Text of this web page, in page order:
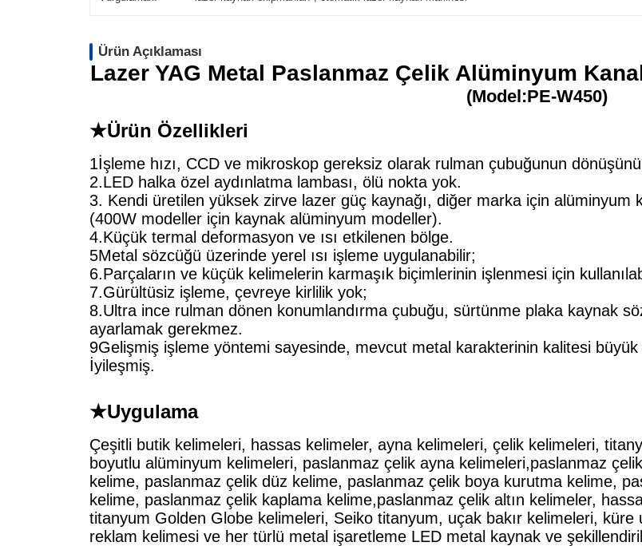
Ürün Açıklaması
Lazer YAG Metal Paslanmaz Çelik Alüminyum
(Model:PE-W450)
★Ürün Özellikleri
1İşleme hızı, CCD ve mikroskop gereksiz olarak rulman çubuğunun
2.LED halka özel aydınlatma lambası, ölü nokta yok.
3. Kendi üretilen yüksek zirve lazer güç kaynağı, diğer marka için
(400W modeller için kaynak alüminyum modeller).
4.Küçük termal deformasyon ve ısı etkilenen bölge.
5Metal sözcüğü üzerinde yerel ısı işleme uygulanabilir;
6.Parçaların ve küçük kelimelerin karmaşık biçimlerinin işlenmesi için
7.Gürültüsiz işleme, çevreye kirlilik yok;
8.Ultra ince rulman dönen konumlandırma çubuğu, sürtünme plaka kaynak
ayarlamak gerekmez.
9Gelişmiş işleme yöntemi sayesinde, mevcut metal karakterinin kalitesi büyük
İyileşmiş.
★Uygulama
Çeşitli butik kelimeleri, hassas kelimeler, ayna kelimeleri, çelik kelimeleri,
boyutlu alüminyum kelimeleri, paslanmaz çelik ayna kelimeleri,paslanmaz
kelime, paslanmaz çelik düz kelime, paslanmaz çelik boya kurutma kelime,
kelime, paslanmaz çelik kaplama kelime,paslanmaz çelik altın kelimeler,
titanyum Golden Globe kelimeleri, Seiko titanyum, uçak bakır kelimeleri,
reklam kelimesi ve her türlü metal işaretleme LED metal kaynak ve